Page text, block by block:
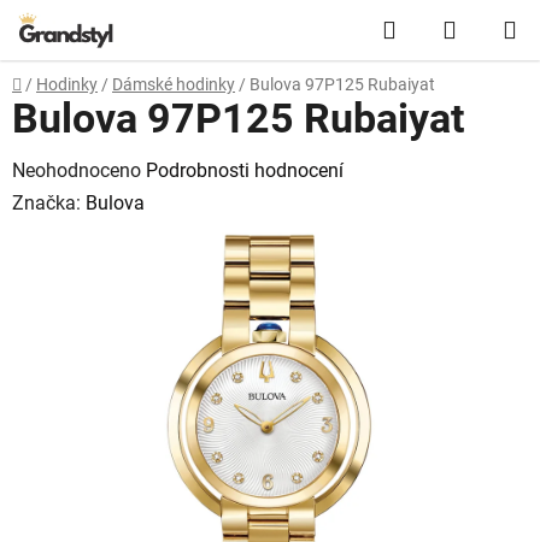
Přejít na obsah Hledat
Domů
/ Hodinky / Dámské hodinky / Bulova 97P125 Rubaiyat
Bulova 97P125 Rubaiyat
Průměrné hodnocení produktu je 0,0 z 5 hvězdiček.
Neohodnoceno Podrobnosti hodnocení
Značka: Bulova